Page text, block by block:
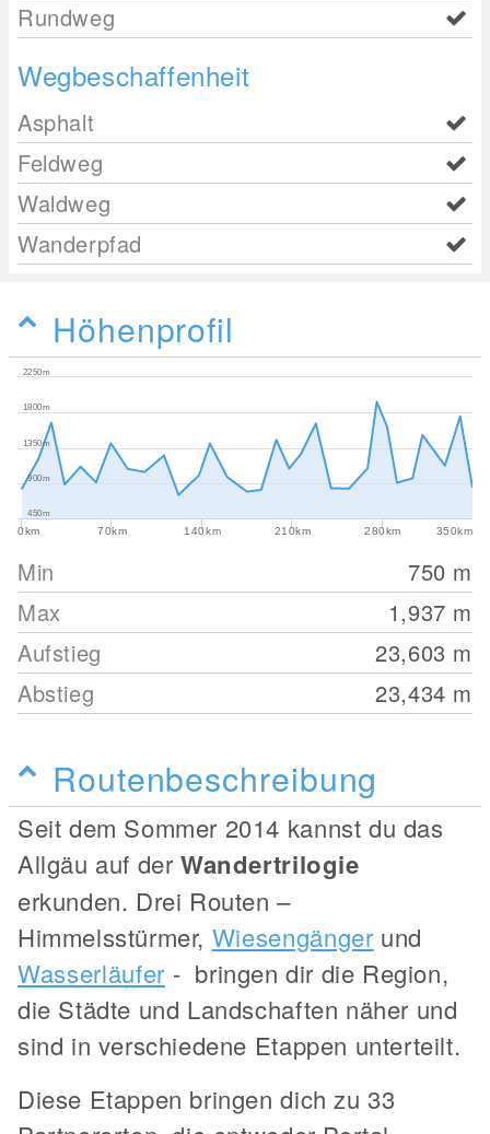
Rundweg
Wegbeschaffenheit
Asphalt
Feldweg
Waldweg
Wanderpfad
Höhenprofil
0km 70km 140km 210km 280km 350km
450m
900m
1350m
1800m
2250m
Min 750 m
Max
1,937 m
Aufstieg
23,603 m
Abstieg
23,434 m
Routenbeschreibung
Seit dem Sommer 2014 kannst du das
Allgäu auf derWandertrilogie
erkunden. Drei Routen –
Himmelsstürmer, Wiesengänger und
Wasserläufer - bringen dir die Region,
die Städte und Landschaften näher und
sind in verschiedene Etappen unterteilt.
Diese Etappen bringen dich zu 33